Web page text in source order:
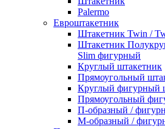
Palermo
Евроштакетник
Штакетник Twin /
Штакетник
Slim фигурный
Круглый штакетник
Прямоугольный
Круглый фигурный
Прямоугольный
П-образный /
М-образный /